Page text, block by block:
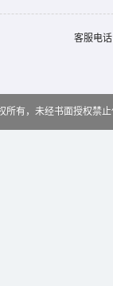
客服电
所有，未经书面授权